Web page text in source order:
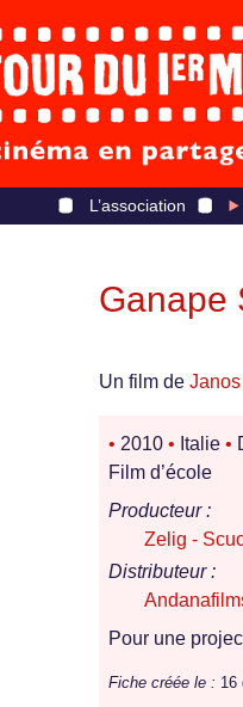
L’association
Ganape
Un film de
• 2010 • Italie •
Film d’école
Producteur :
Zelig -
Distributeur :
Pour une
Fiche créée le : 16